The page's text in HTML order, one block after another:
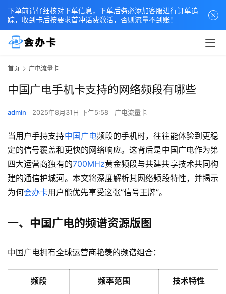
首页 广电流量卡
中国广电手机卡支持的网络频段有哪些
admin 2025年8月31日 下午5:58 广电流量卡
当用户手持支持中国广电频段的手机时，往往能体验到更稳
定的信号覆盖和更快的网络响应。这背后是中国广电作为第
四大运营商独有的700MHz黄金频段与共建共享技术共同构
建的通信护城河。本文将深度解析其网络频段特性，并揭示
为何会办卡用户能优先享受这张”信号王牌”。
一、中国广电的频谱资源版图
中国广电拥有全球运营商艳羡的频谱组合：
频段 频率范围 技术特性
下单前请仔细核对下单信息，下单后务必添加客服进行订单追
踪，收到卡后按要求首冲话费激活，否则流量不到账！